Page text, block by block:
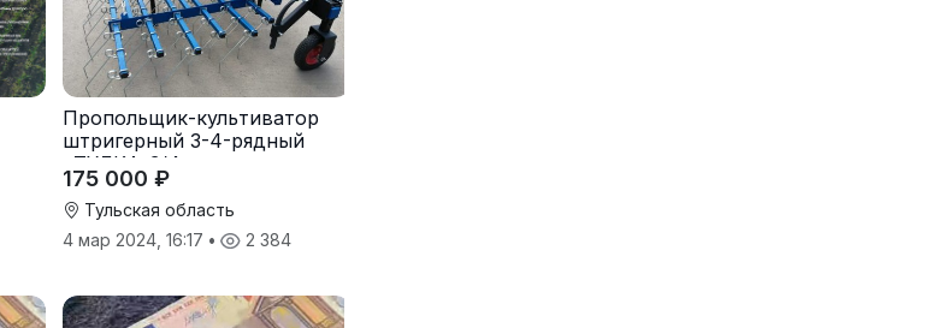
Пропольщик-культиватор
штригерный 3-4-рядный
«ТУЛКА-3/4»
175 000 ₽
Тульская область
4 мар 2024, 16:17 • 2 384